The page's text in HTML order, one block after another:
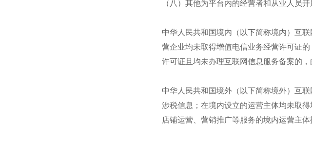
（八）其他为平台内的经营者和从业人员
中华人民共和国境内（以下简称境内）互
营企业均未取得增值电信业务经营许可证
许可证且均未办理互联网信息服务备案的
中华人民共和国境外（以下简称境外）互
涉税信息；在境内设立的运营主体均未取
店铺运营、营销推广等服务的境内运营主